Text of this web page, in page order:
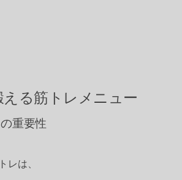
える筋トレメニュー
重要性
レは、